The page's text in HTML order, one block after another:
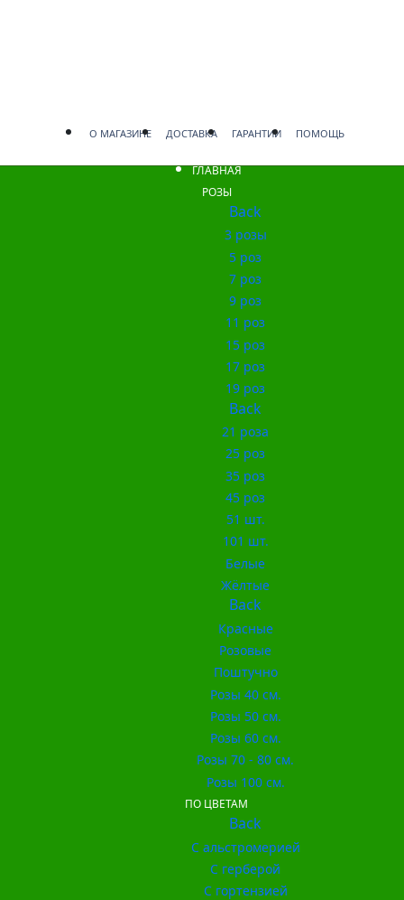
О МАГАЗИНЕ ДОСТАВКА ГАРАНТИИ ПОМОЩЬ
ГЛАВНАЯ
РОЗЫ
Back
3 розы
5 роз
7 роз
9 роз
11 роз
15 роз
17 роз
19 роз
Back
21 роза
25 роз
35 роз
45 роз
51 шт.
101 шт.
Белые
Жёлтые
Back
Красные
Розовые
Поштучно
Розы 40 см.
Розы 50 см.
Розы 60 см.
Розы 70 - 80 см.
Розы 100 см.
ПО ЦВЕТАМ
Back
С альстромерией
С герберой
С гортензией